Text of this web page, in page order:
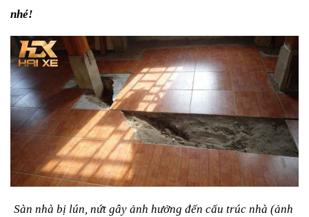
nhé!
Sàn nhà bị lún, nứt gây ảnh hưởng đến cấu trúc nhà (ảnh